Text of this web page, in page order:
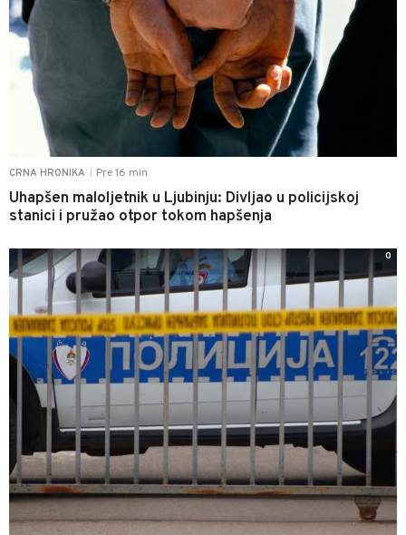
CRNA HRONIKA Pre 16 min
Uhapšen maloljetnik u Ljubinju: Divljao u policijskoj
stanici i pružao otpor tokom hapšenja
0